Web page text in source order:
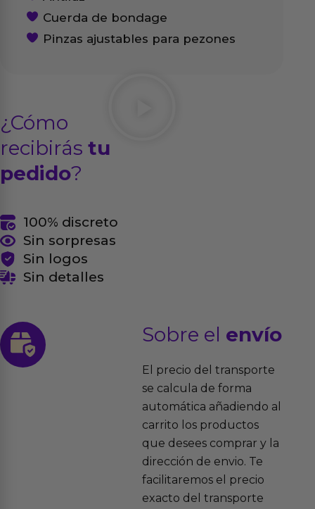
Cuerda de bondage
Pinzas ajustables para pezones
¿Cómo
recibirás tu
pedido?
100% discreto
Sin sorpresas
Sin logos
Sin detalles
Sobre el envío
El precio del transporte
se calcula de forma
automática añadiendo al
carrito los productos
que desees comprar y la
dirección de envio. Te
facilitaremos el precio
exacto del transporte